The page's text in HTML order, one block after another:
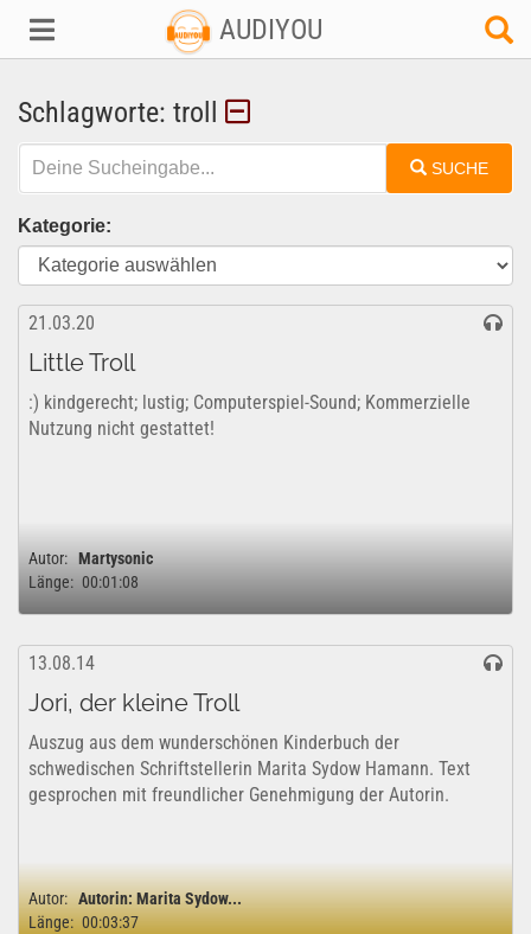
AUDIYOU
Schlagworte: troll
SUCHE
Kategorie:
21.03.20
Little Troll
:) kindgerecht; lustig; Computerspiel-Sound; Kommerzielle
Nutzung nicht gestattet!
Autor: Martysonic
Länge: 00:01:08
13.08.14
Jori, der kleine Troll
Auszug aus dem wunderschönen Kinderbuch der
schwedischen Schriftstellerin Marita Sydow Hamann. Text
gesprochen mit freundlicher Genehmigung der Autorin.
Autor: Autorin: Marita Sydow...
Länge: 00:03:37